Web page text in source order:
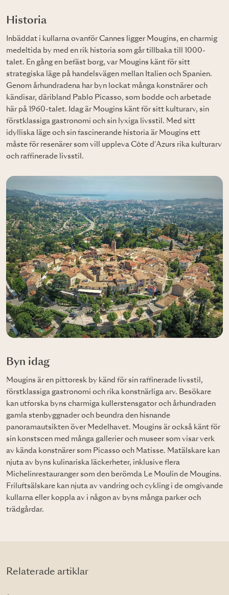
Historia
Inbäddat i kullarna ovanför Cannes ligger Mougins, en charmig
medeltida by med en rik historia som går tillbaka till 1000-
talet. En gång en befäst borg, var Mougins känt för sitt
strategiska läge på handelsvägen mellan Italien och Spanien.
Genom århundradena har byn lockat många konstnärer och
kändisar, däribland Pablo Picasso, som bodde och arbetade
här på 1960-talet. Idag är Mougins känt för sitt kulturarv, sin
förstklassiga gastronomi och sin lyxiga livsstil. Med sitt
idylliska läge och sin fascinerande historia är Mougins ett
måste för resenärer som vill uppleva Côte d'Azurs rika kulturarv
och raffinerade livsstil.
Byn idag
Mougins är en pittoresk by känd för sin raffinerade livsstil,
förstklassiga gastronomi och rika konstnärliga arv. Besökare
kan utforska byns charmiga kullerstensgator och århundraden
gamla stenbyggnader och beundra den hisnande
panoramautsikten över Medelhavet. Mougins är också känt för
sin konstscen med många gallerier och museer som visar verk
av kända konstnärer som Picasso och Matisse. Matälskare kan
njuta av byns kulinariska läckerheter, inklusive flera
Michelinrestauranger som den berömda Le Moulin de Mougins.
Friluftsälskare kan njuta av vandring och cykling i de omgivande
kullarna eller koppla av i någon av byns många parker och
trädgårdar.
Relaterade artiklar